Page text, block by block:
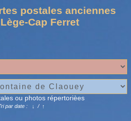
postales anciennes
Cap Ferret
ou photos répertorièes
par date : ↓ /↑